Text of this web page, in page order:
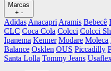
Marcas
+ -
Adidas Anacapri Aramis Bebecê
CLC Coca Cola Colcci Colcci
Ipanema Kenner Modare Moleca
Balance Osklen OUS Piccadilly
Santa Lolla Tommy Jeans